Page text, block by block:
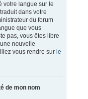
votre langue sur le
dans votre
du forum
que vous
pas, vous êtes libre
nouvelle
vous rendre sur le
de mon nom